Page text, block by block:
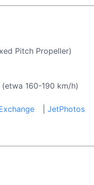
Pitch Propeller)
160-190 km/h)
JetPhotos